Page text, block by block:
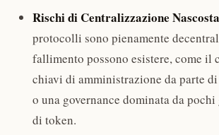
Rischi di Centralizzazione
protocolli sono pienamente
fallimento possono esistere, come il
chiavi di amministrazione da parte
o una governance dominata da
di token.